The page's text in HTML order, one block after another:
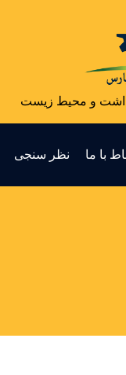
و محیط زیست
با ما نظر سنجی